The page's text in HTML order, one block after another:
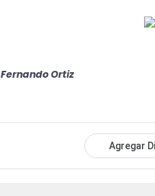
Fernando Ortiz
Agregar